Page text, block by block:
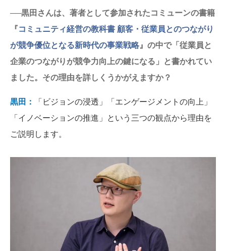
──黒田さんは、著者として参加されたコミューンの書籍
『コミュニティ経営の教科書 顧客・従業員とのつながり
が競争優位となる新時代の事業戦略』の中で「従業員と
企業のつながりが競争力向上の鍵になる」と書かれてい
ました。その理由を詳しくうかがえますか？
黒田：
「ビジョンの浸透」「エンゲージメントの向上」
「イノベーションの推進」という三つの観点から理由を
ご説明します。